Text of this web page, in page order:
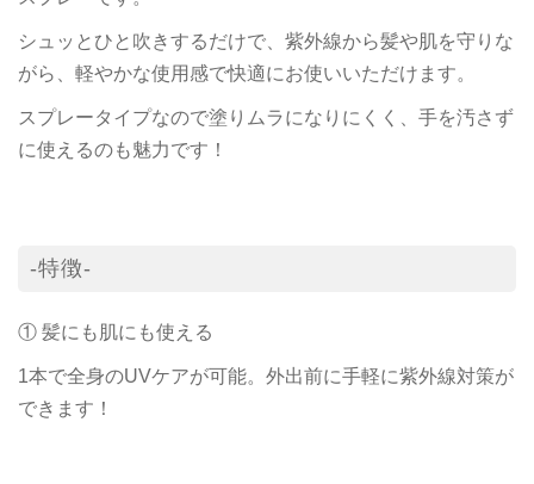
シュッとひと吹きするだけで、紫外線から髪や肌を守りな
がら、軽やかな使用感で快適にお使いいただけます。
スプレータイプなので塗りムラになりにくく、手を汚さず
に使えるのも魅力です！
-特徴-
① 髪にも肌にも使える
1本で全身のUVケアが可能。外出前に手軽に紫外線対策が
できます！